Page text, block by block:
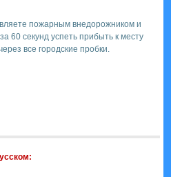
пожарным внедорожником и
60 секунд успеть прибыть к месту
все городские пробки.